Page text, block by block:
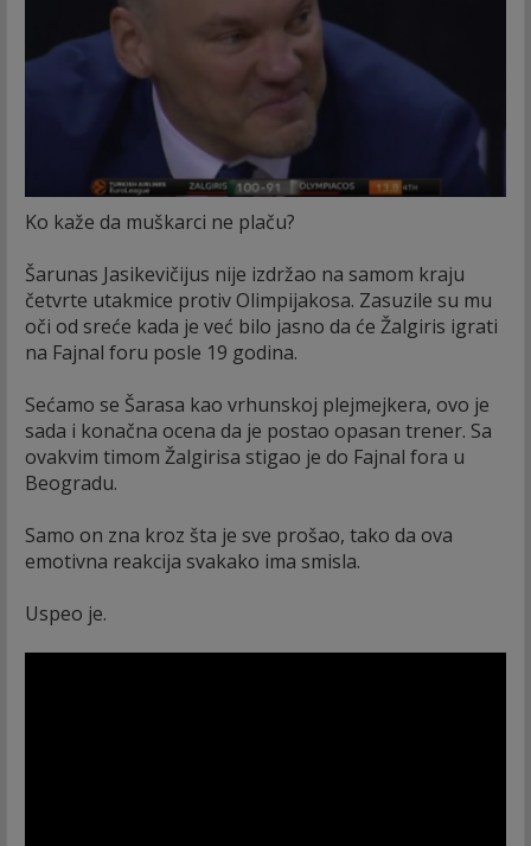
Ko kaže da muškarci ne plaču?
Šarunas Jasikevičijus nije izdržao na samom kraju
četvrte utakmice protiv Olimpijakosa. Zasuzile su mu
oči od sreće kada je već bilo jasno da će Žalgiris igrati
na Fajnal foru posle 19 godina.
Sećamo se Šarasa kao vrhunskoj plejmejkera, ovo je
sada i konačna ocena da je postao opasan trener. Sa
ovakvim timom Žalgirisa stigao je do Fajnal fora u
Beogradu.
Samo on zna kroz šta je sve prošao, tako da ova
emotivna reakcija svakako ima smisla.
Uspeo je.